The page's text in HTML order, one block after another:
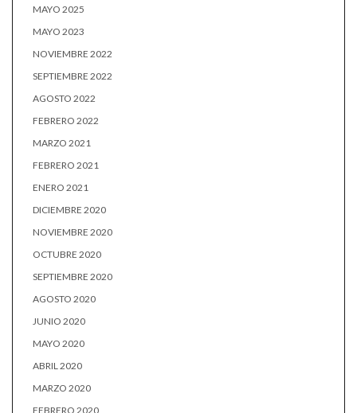
MAYO 2025
MAYO 2023
NOVIEMBRE 2022
SEPTIEMBRE 2022
AGOSTO 2022
FEBRERO 2022
MARZO 2021
FEBRERO 2021
ENERO 2021
DICIEMBRE 2020
NOVIEMBRE 2020
OCTUBRE 2020
SEPTIEMBRE 2020
AGOSTO 2020
JUNIO 2020
MAYO 2020
ABRIL 2020
MARZO 2020
FEBRERO 2020